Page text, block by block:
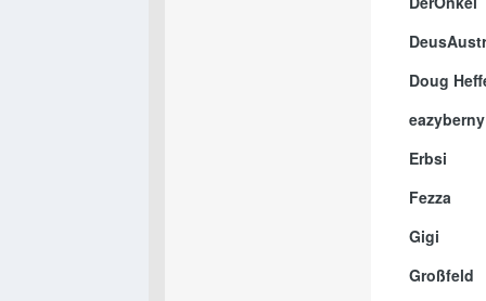
Doug
eazyberny
Erbsi
Fezza
Gigi
Großfeld